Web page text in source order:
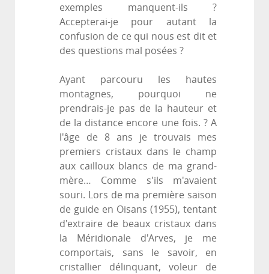
exemples manquent-ils ?
Accepterai-je pour autant la
confusion de ce qui nous est dit et
des questions mal posées ?
Ayant parcouru les hautes
montagnes, pourquoi ne
prendrais-je pas de la hauteur et
de la distance encore une fois. ? A
l'âge de 8 ans je trouvais mes
premiers cristaux dans le champ
aux cailloux blancs de ma grand-
mère… Comme s'ils m'avaient
souri. Lors de ma première saison
de guide en Oisans (1955), tentant
d'extraire de beaux cristaux dans
la Méridionale d'Arves, je me
comportais, sans le savoir, en
cristallier délinquant, voleur de